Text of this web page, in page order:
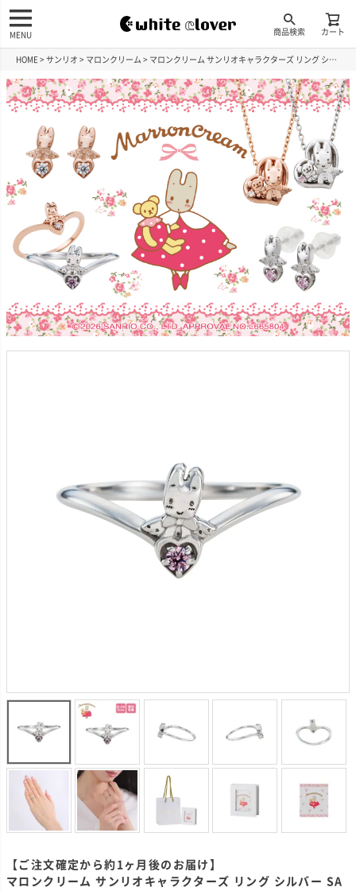
商品検索 カート
MENU
HOME サンリオ マロンクリーム マロンクリーム サンリオキャラクターズ リング シルバー SAMA-R001RD
【ご注文確定から約1ヶ月後のお届け】
マロンクリーム サンリオキャラクターズ リング シルバー SA